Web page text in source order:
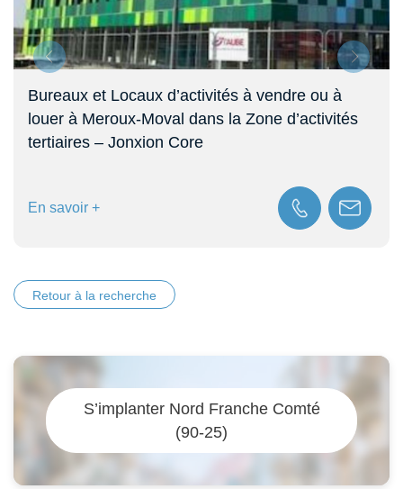
ou à
d’activités
Plateau de bureaux à louer de
Montbéliard (90)
Retour à la recherche
S’implanter Nord Franche Comté
(90-25)